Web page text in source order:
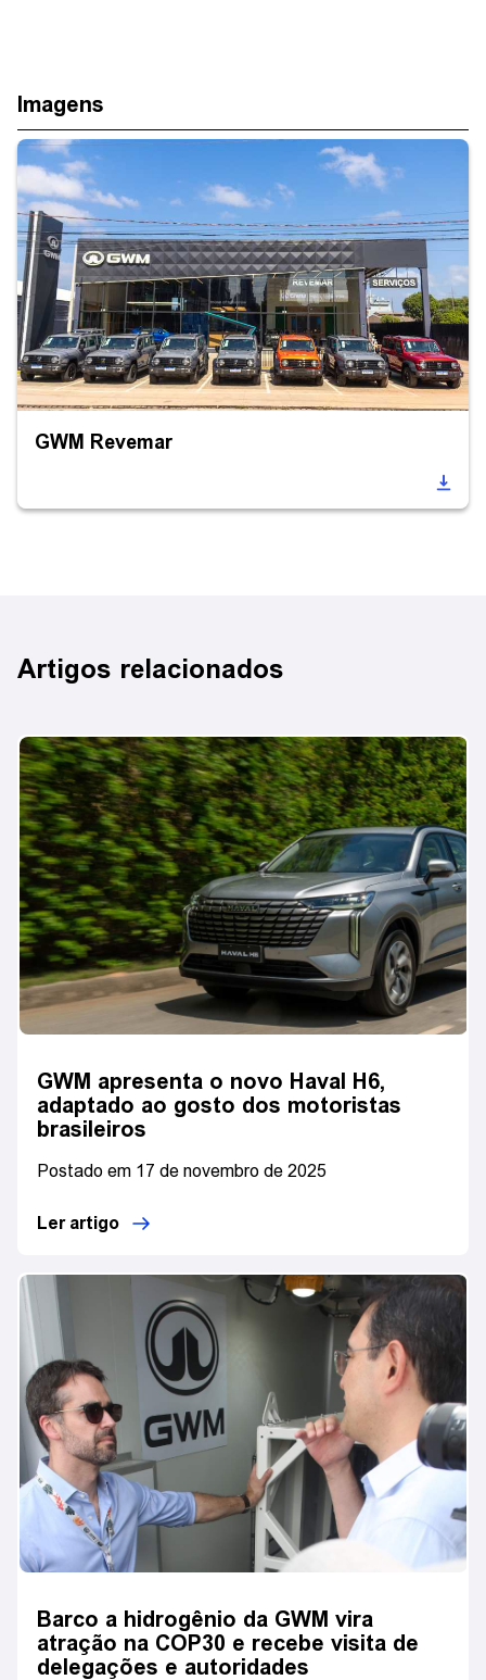
Imagens
GWM Revemar
Artigos relacionados
GWM apresenta o novo Haval H6,
adaptado ao gosto dos motoristas
brasileiros
Postado em 17 de novembro de 2025
Ler artigo
Barco a hidrogênio da GWM vira
atração na COP30 e recebe visita de
delegações e autoridades